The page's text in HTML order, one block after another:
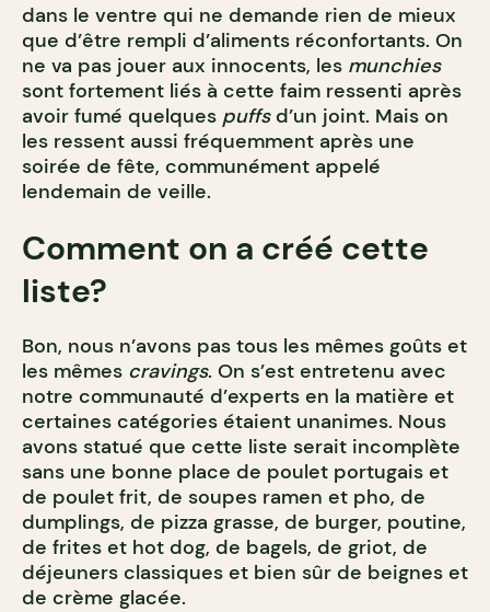
dans le ventre qui ne demande rien de mieux
que d’être rempli d’aliments réconfortants. On
ne va pas jouer aux innocents, les munchies
sont fortement liés à cette faim ressenti après
avoir fumé quelques puffsd’un joint. Mais on
les ressent aussi fréquemment après une
soirée de fête, communément appelé
lendemain de veille.
Comment on a créé cette
liste?
Bon, nous n’avons pas tous les mêmes goûts et
les mêmes cravings. On s’est entretenu avec
notre communauté d’experts en la matière et
certaines catégories étaient unanimes. Nous
avons statué que cette liste serait incomplète
sans une bonne place de poulet portugais et
de poulet frit, de soupes ramen et pho, de
dumplings, de pizza grasse, de burger, poutine,
de frites et hot dog, de bagels, de griot, de
déjeuners classiques et bien sûr de beignes et
de crème glacée.